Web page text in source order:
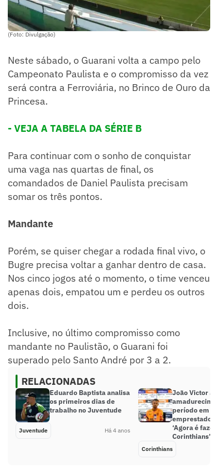
(Foto: Divulgação)
Neste sábado, o Guarani volta a campo pelo
Campeonato Paulista e o compromisso da vez
será contra a Ferroviária, no Brinco de Ouro da
Princesa.
- VEJA A TABELA DA SÉRIE B
Para continuar com o sonho de conquistar
uma vaga nas quartas de final, os
comandados de Daniel Paulista precisam
somar os três pontos.
Mandante
Porém, se quiser chegar a rodada final vivo, o
Bugre precisa voltar a ganhar dentro de casa.
Nos cinco jogos até o momento, o time venceu
apenas dois, empatou um e perdeu os outros
dois.
Inclusive, no último compromisso como
mandante no Paulistão, o Guarani foi
superado pelo Santo André por 3 a 2.
RELACIONADAS
Eduardo Baptista analisa
os primeiros dias de
trabalho no Juventude
Juventude Há 4 anos
João Victor
período em
emprestado
‘Agora é
Corinthians’
Corinthians